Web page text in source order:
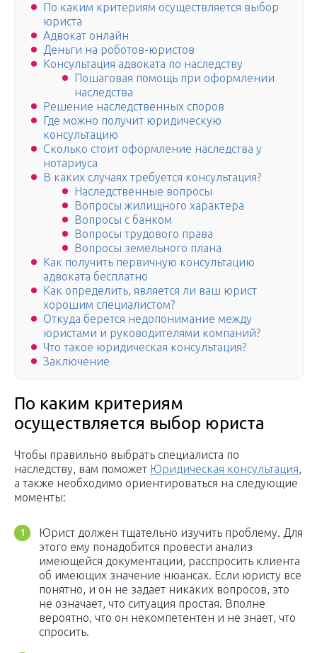
По каким критериям осуществляется выбор
юриста
Адвокат онлайн
Деньги на роботов-юристов
Консультация адвоката по наследству
Пошаговая помощь при оформлении
наследства
Решение наследственных споров
Где можно получит юридическую
консультацию
Сколько стоит оформление наследства у
нотариуса
В каких случаях требуется консультация?
Наследственные вопросы
Вопросы жилищного характера
Вопросы с банком
Вопросы трудового права
Вопросы земельного плана
Как получить первичную консультацию
адвоката бесплатно
Как определить, является ли ваш юрист
хорошим специалистом?
Откуда берется недопонимание между
юристами и руководителями компаний?
Что такое юридическая консультация?
Заключение
По каким критериям
осуществляется выбор юриста
Чтобы правильно выбрать специалиста по
наследству, вам поможет Юридическая консультация,
а также необходимо ориентироваться на следующие
моменты:
Юрист должен тщательно изучить проблему. Для
этого ему понадобится провести анализ
имеющейся документации, расспросить клиента
об имеющих значение нюансах. Если юристу все
понятно, и он не задает никаких вопросов, это
не означает, что ситуация простая. Вполне
вероятно, что он некомпетентен и не знает, что
спросить.